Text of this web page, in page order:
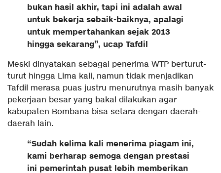
bukan hasil akhir, tapi ini adalah awal
untuk bekerja sebaik-baiknya, apalagi
untuk mempertahankan sejak 2013
hingga sekarang”, ucap Tafdil
Meski dinyatakan sebagai penerima WTP berturut-
turut hingga Lima kali, namun tidak menjadikan
Tafdil merasa puas justru menurutnya masih banyak
pekerjaan besar yang bakal dilakukan agar
kabupaten Bombana bisa setara dengan daerah-
daerah lain.
“Sudah kelima kali menerima piagam ini,
kami berharap semoga dengan prestasi
ini pemerintah pusat lebih memberikan